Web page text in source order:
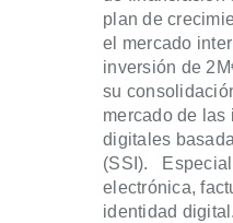
plan de
el mercado
inversión de
su
mercado de las
digitales
(SSI).
electrónica,
identidad